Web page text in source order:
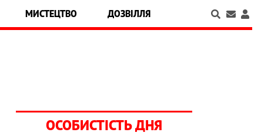
МИСТЕЦТВО ДОЗВІЛЛЯ
ОСОБИСТІСТЬ ДНЯ